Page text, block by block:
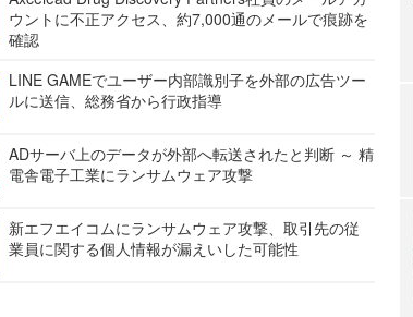
ウントに不正アクセス、約7,000通のメールで痕跡を
確認
LINE GAMEでユーザー内部識別子を外部の広告ツー
ルに送信、総務省から行政指導
ADサーバ上のデータが外部へ転送されたと判断 ～ 精
電舎電子工業にランサムウェア攻撃
新エフエイコムにランサムウェア攻撃、取引先の従
業員に関する個人情報が漏えいした可能性